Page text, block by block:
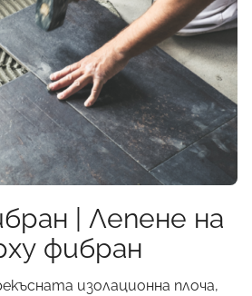
| Лепене на
фибран
изолационна плоча,